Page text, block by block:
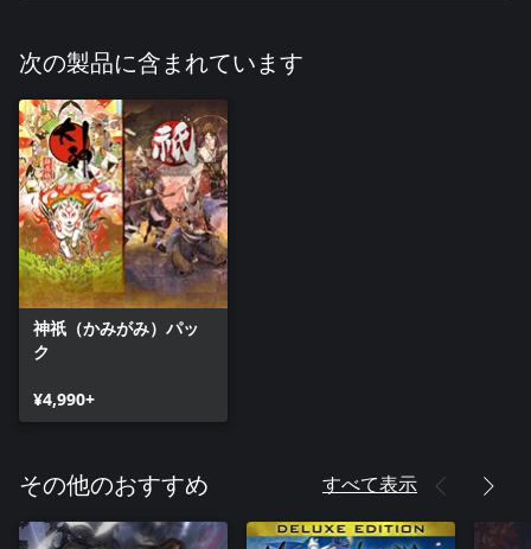
次の製品に含まれています
神祇（かみがみ）パッ
ク
¥4,990+
その他のおすすめ すべて表示